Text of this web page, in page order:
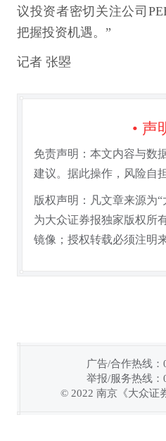
议投资者密切关注公司
把握投资机遇。”
记者 张曌
• 声
免责声明：本文内容与数
建议。据此操作，风险自担
版权声明：凡文章来源为
为大众证券报独家版权所
镜像；授权转载必须注明
广告/合作热线：
举报/服务热线：
© 2022 南京《大众证
链接复制